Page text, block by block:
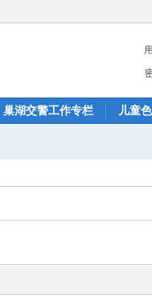
巢湖交警工作专栏 儿童